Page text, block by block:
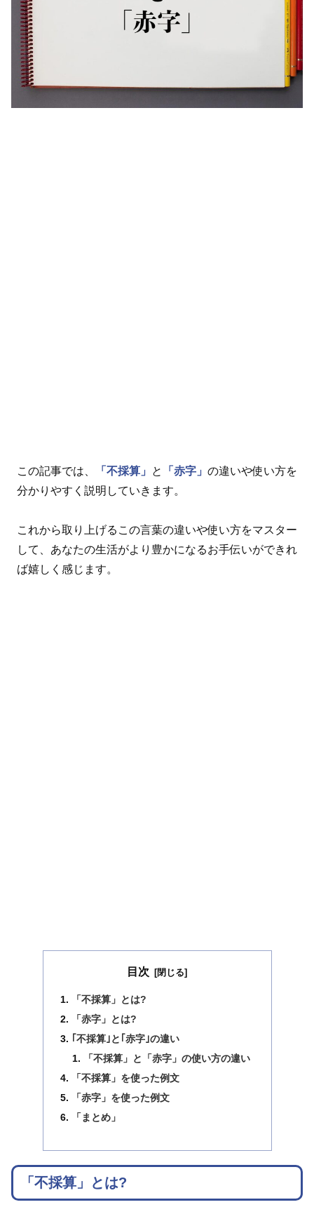
この記事では、 「不採算」 と 「赤字」 の違いや使い方を
分かりやすく説明していきます。
これから取り上げるこの言葉の違いや使い方をマスター
して、あなたの生活がより豊かになるお手伝いができれ
ば嬉しく感じます。
目次
「不採算」とは?
「赤字」とは?
｢不採算｣と｢赤字｣の違い
「不採算」と「赤字」の使い方の違い
「不採算」を使った例文
「赤字」を使った例文
「まとめ」
「不採算」とは?